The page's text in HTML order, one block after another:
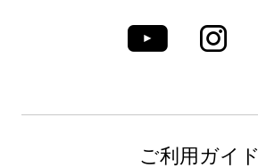
ご利用ガイド